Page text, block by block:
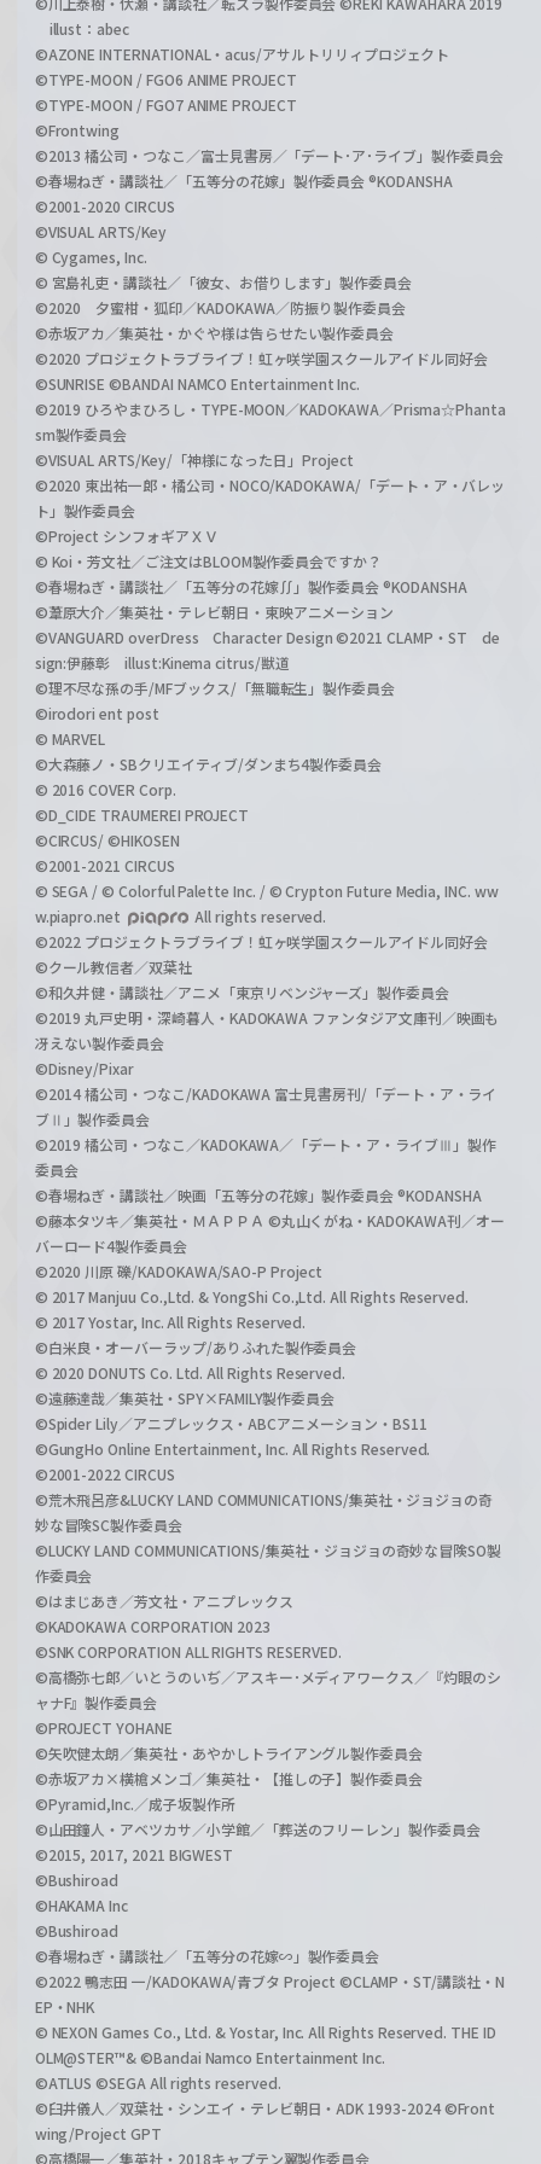
illust：abec
©AZONE INTERNATIONAL・acus/アサルトリリィプロジェクト
©TYPE-MOON / FGO6 ANIME PROJECT
©TYPE-MOON / FGO7 ANIME PROJECT
©Frontwing
©2013 橘公司・つなこ／富士見書房／「デート･ア･ライブ」製作委員会
©春場ねぎ・講談社／「五等分の花嫁」製作委員会 ®KODANSHA
©2001-2020 CIRCUS
©VISUAL ARTS/Key
© Cygames, Inc.
© 宮島礼吏・講談社／「彼女、お借りします」製作委員会
©2020 夕蜜柑・狐印／KADOKAWA／防振り製作委員会
©赤坂アカ／集英社・かぐや様は告らせたい製作委員会
©2020 プロジェクトラブライブ！虹ヶ咲学園スクールアイドル同好会
©SUNRISE ©BANDAI NAMCO Entertainment Inc.
©2019 ひろやまひろし・TYPE-MOON／KADOKAWA／Prisma☆Phanta
sm製作委員会
©VISUAL ARTS/Key/「神様になった日」Project
©2020 東出祐一郎・橘公司・NOCO/KADOKAWA/「デート・ア・バレッ
ト」製作委員会
©Project シンフォギアＸＶ
© Koi・芳文社／ご注文はBLOOM製作委員会ですか？
©春場ねぎ・講談社／「五等分の花嫁∬」製作委員会 ®KODANSHA
©葦原大介／集英社・テレビ朝日・東映アニメーション
©VANGUARD overDress Character Design ©2021 CLAMP・ST de
sign:伊藤彰 illust:Kinema citrus/獣道
©理不尽な孫の手/MFブックス/「無職転生」製作委員会
©irodori ent post
© MARVEL
©大森藤ノ・SBクリエイティブ/ダンまち4製作委員会
© 2016 COVER Corp.
©D_CIDE TRAUMEREI PROJECT
©CIRCUS/ ©HIKOSEN
©2001-2021 CIRCUS
© SEGA / © Colorful Palette Inc. / © Crypton Future Media, INC. ww
w.piapro.net
All rights reserved.
©2022 プロジェクトラブライブ！虹ヶ咲学園スクールアイドル同好会
©クール教信者／双葉社
©和久井健・講談社／アニメ「東京リベンジャーズ」製作委員会
©2019 丸戸史明・深崎暮人・KADOKAWA ファンタジア文庫刊／映画も
冴えない製作委員会
©Disney/Pixar
©2014 橘公司・つなこ/KADOKAWA 富士見書房刊/「デート・ア・ライ
ブⅡ」製作委員会
©2019 橘公司・つなこ／KADOKAWA／「デート・ア・ライブⅢ」製作
委員会
©春場ねぎ・講談社／映画「五等分の花嫁」製作委員会 ®KODANSHA
©藤本タツキ／集英社・ＭＡＰＰＡ ©丸山くがね・KADOKAWA刊／オー
バーロード4製作委員会
©2020 川原 礫/KADOKAWA/SAO-P Project
© 2017 Manjuu Co.,Ltd. & YongShi Co.,Ltd. All Rights Reserved.
© 2017 Yostar, Inc. All Rights Reserved.
©白米良・オーバーラップ/ありふれた製作委員会
© 2020 DONUTS Co. Ltd. All Rights Reserved.
©遠藤達哉／集英社・SPY×FAMILY製作委員会
©Spider Lily／アニプレックス・ABCアニメーション・BS11
©GungHo Online Entertainment, Inc. All Rights Reserved.
©2001-2022 CIRCUS
©荒木飛呂彦&LUCKY LAND COMMUNICATIONS/集英社・ジョジョの奇
妙な冒険SC製作委員会
©LUCKY LAND COMMUNICATIONS/集英社・ジョジョの奇妙な冒険SO製
作委員会
©はまじあき／芳文社・アニプレックス
©KADOKAWA CORPORATION 2023
©SNK CORPORATION ALL RIGHTS RESERVED.
©高橋弥七郎／いとうのいぢ／アスキー･メディアワークス／『灼眼のシ
ャナF』製作委員会
©PROJECT YOHANE
©矢吹健太朗／集英社・あやかしトライアングル製作委員会
©赤坂アカ×横槍メンゴ／集英社・【推しの子】製作委員会
©Pyramid,Inc.／成子坂製作所
©山田鐘人・アベツカサ／小学館／「葬送のフリーレン」製作委員会
©2015, 2017, 2021 BIGWEST
©Bushiroad
©HAKAMA Inc
©Bushiroad
©春場ねぎ・講談社／「五等分の花嫁∽」製作委員会
©2022 鴨志田 一/KADOKAWA/青ブタ Project ©CLAMP・ST/講談社・N
EP・NHK
© NEXON Games Co., Ltd. & Yostar, Inc. All Rights Reserved. THE ID
OLM@STER™& ©Bandai Namco Entertainment Inc.
©ATLUS ©SEGA All rights reserved.
©臼井儀人／双葉社・シンエイ・テレビ朝日・ADK 1993-2024 ©Front
wing/Project GPT
©高橋陽一／集英社・2018キャプテン翼製作委員会